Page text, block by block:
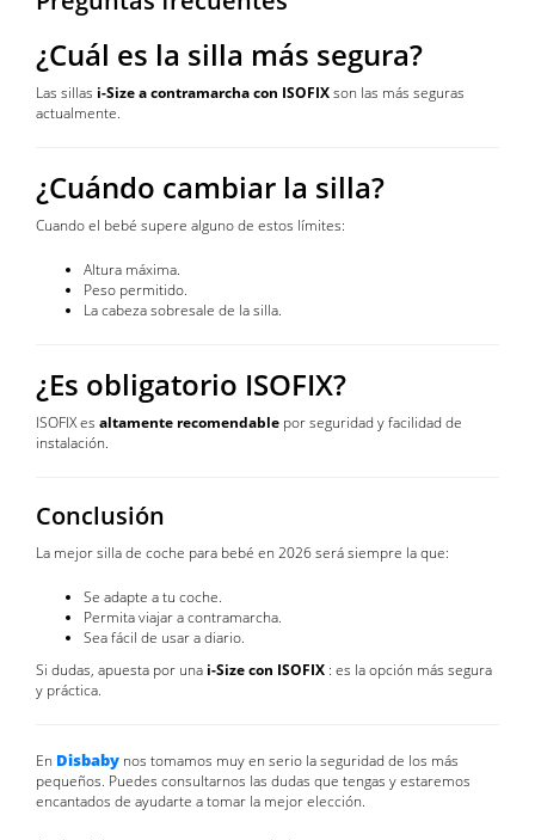
¿Cuál es la silla más segura?
Las sillas i-Size a contramarcha con ISOFIXson las más seguras
actualmente.
¿Cuándo cambiar la silla?
Cuando el bebé supere alguno de estos límites:
Altura máxima.
Peso permitido.
La cabeza sobresale de la silla.
¿Es obligatorio ISOFIX?
ISOFIX es altamente recomendable por seguridad y facilidad de
instalación.
Conclusión
La mejor silla de coche para bebé en 2026 será siempre la que:
Se adapte a tu coche.
Permita viajar a contramarcha.
Sea fácil de usar a diario.
Si dudas, apuesta por una i-Size con ISOFIX : es la opción más segura
y práctica.
En Disbaby nos tomamos muy en serio la seguridad de los más
pequeños. Puedes consultarnos las dudas que tengas y estaremos
encantados de ayudarte a tomar la mejor elección.